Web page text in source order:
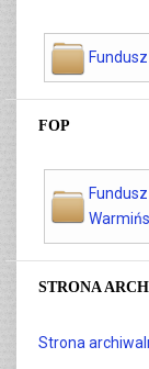
FOP
STRONA
Strona